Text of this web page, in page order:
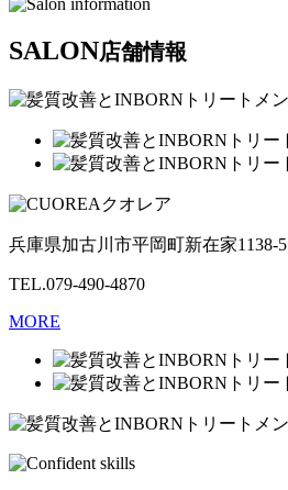
SALON店舗情報
クオレア
兵庫県加古川市平岡町新在家1138-5
TEL.079-490-4870
MORE